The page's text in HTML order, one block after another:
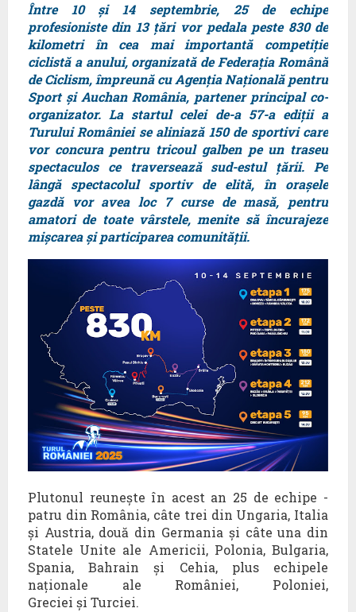
Între 10 și 14 septembrie, 25 de echipe
profesioniste din 13 țări vor pedala peste 830 de
kilometri în cea mai importantă competiție
ciclistă a anului, organizată de Federația Română
de Ciclism, împreună cu Agenția Națională pentru
Sport și Auchan România, partener principal co-
organizator. La startul celei de-a 57-a ediții a
Turului României se aliniază 150 de sportivi care
vor concura pentru tricoul galben pe un traseu
spectaculos ce traversează sud-estul țării. Pe
lângă spectacolul sportiv de elită, în orașele
gazdă vor avea loc 7 curse de masă, pentru
amatori de toate vârstele, menite să încurajeze
mișcarea și participarea comunității.
Plutonul reunește în acest an 25 de echipe -
patru din România, câte trei din Ungaria, Italia
și Austria, două din Germania și câte una din
Statele Unite ale Americii, Polonia, Bulgaria,
Spania, Bahrain și Cehia, plus echipele
naționale ale României, Poloniei,
Greciei și Turciei.